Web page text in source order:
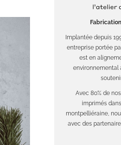
Implantée depuis
entreprise portée
est en
environnemental
Avec 80% de
imprimés
montpelliéraine,
avec des